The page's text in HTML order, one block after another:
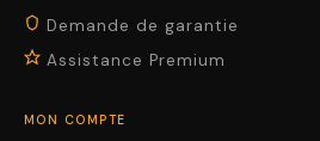
Demande de garantie
Assistance Premium
MON COMPTE